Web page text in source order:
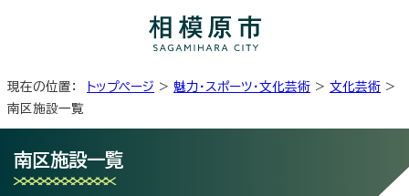
現在の位置： トップページ > 魅力・スポーツ・文化芸術 > 文化芸術 >
南区施設一覧
南区施設一覧